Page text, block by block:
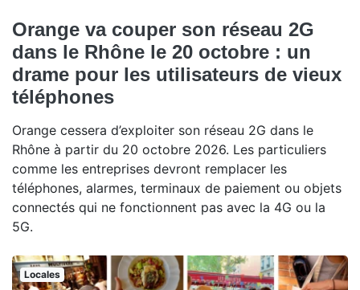
Orange va couper son réseau 2G
dans le Rhône le 20 octobre : un
drame pour les utilisateurs de vieux
téléphones
Orange cessera d’exploiter son réseau 2G dans le
Rhône à partir du 20 octobre 2026. Les particuliers
comme les entreprises devront remplacer les
téléphones, alarmes, terminaux de paiement ou objets
connectés qui ne fonctionnent pas avec la 4G ou la
5G.
Locales